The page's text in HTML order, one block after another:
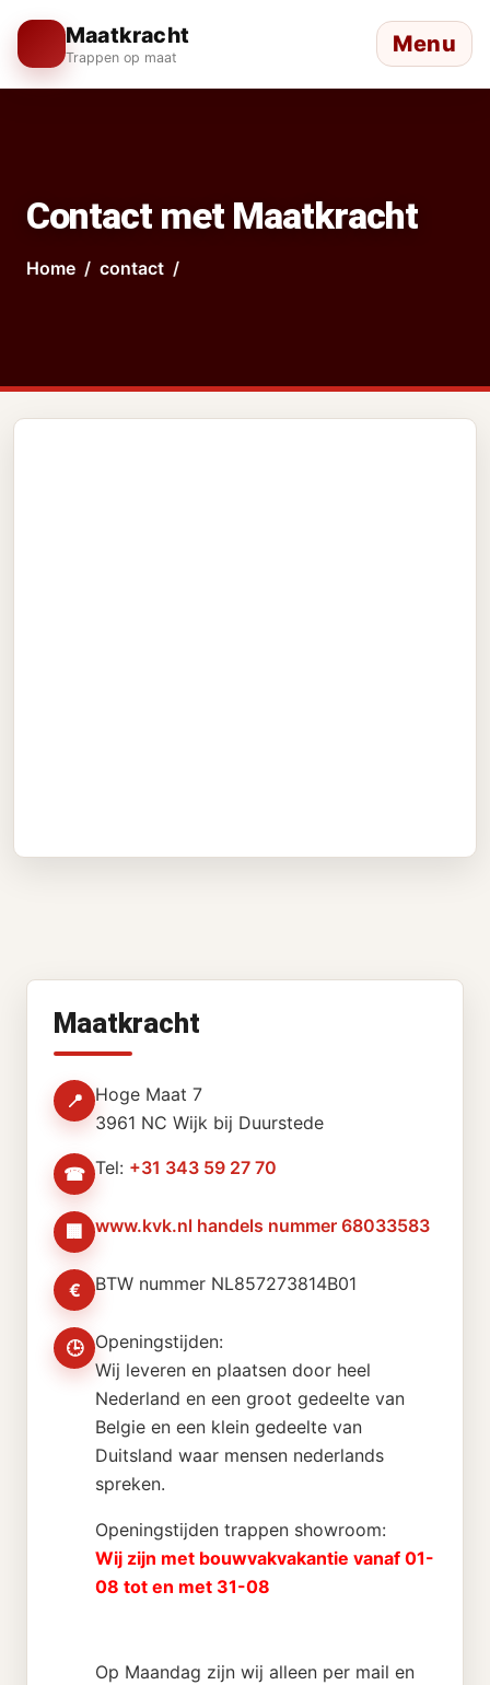
Maatkracht
Trappen op maat Menu
Contact met Maatkracht
Home contact
Maatkracht
📍
Hoge Maat 7
3961 NC Wijk bij Duurstede
☎ Tel: +31 343 59 27 70
🏢 www.kvk.nl handels nummer 68033583
€ BTW nummer NL857273814B01
🕒 Openingstijden:
Wij leveren en plaatsen door heel
Nederland en een groot gedeelte van
Belgie en een klein gedeelte van
Duitsland waar mensen nederlands
spreken.
Openingstijden trappen showroom:
Wij zijn met bouwvakvakantie vanaf 01-
08 tot en met 31-08
Op Maandag zijn wij alleen per mail en